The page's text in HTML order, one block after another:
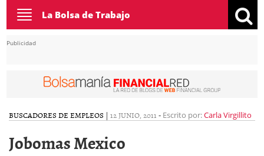
Toggle
navigation
La Bolsa de Trabajo
Publicidad
BUSCADORES DE EMPLEOS | 12 JUNIO, 2011 - Escrito por:Carla Virgillito
Jobomas Mexico